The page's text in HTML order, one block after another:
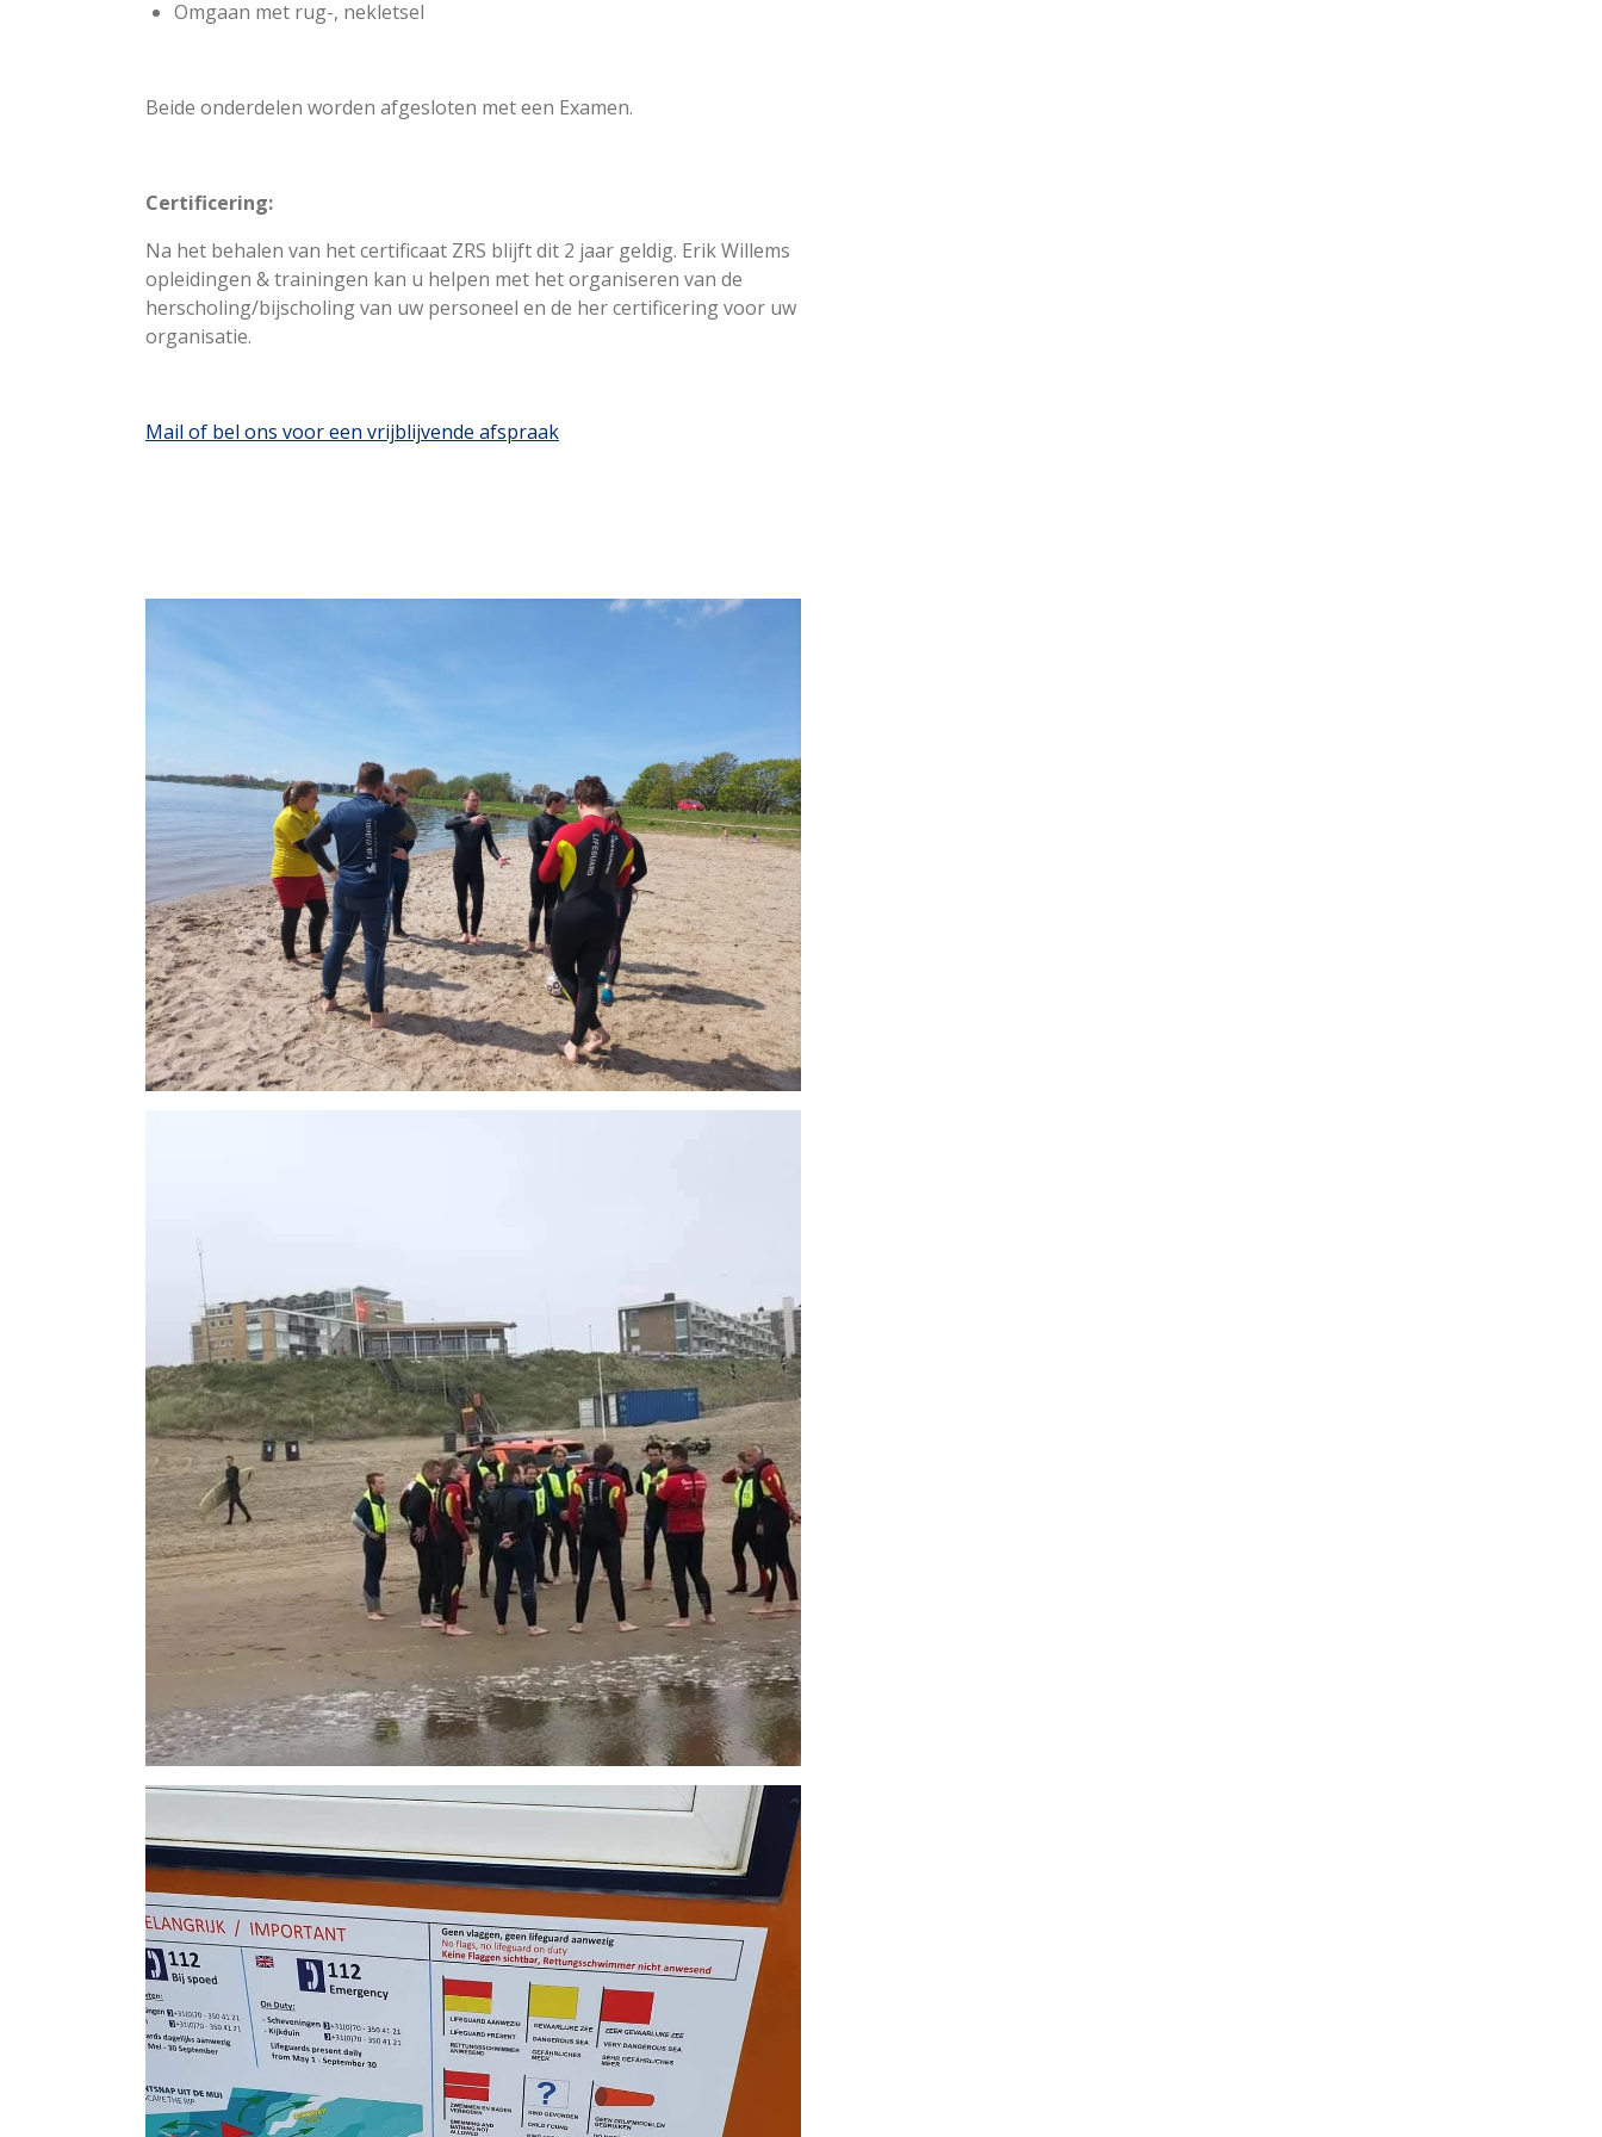
Omgaan met rug-, nekletsel
Beide onderdelen worden afgesloten met een Examen.
Certificering:
Na het behalen van het certificaat ZRS blijft dit 2 jaar geldig. Erik Willems
opleidingen & trainingen kan u helpen met het organiseren van de
herscholing/bijscholing van uw personeel en de her certificering voor uw
organisatie.
Mail of bel ons voor een vrijblijvende afspraak